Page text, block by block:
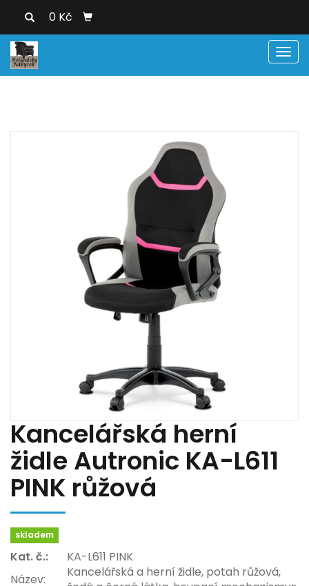
0 Kč
Kancelářská herní
židle Autronic KA-L611
PINK růžová
skladem
Kat. č.:
KA-L611 PINK
Název:
Kancelářská a herní židle, potah růžová,